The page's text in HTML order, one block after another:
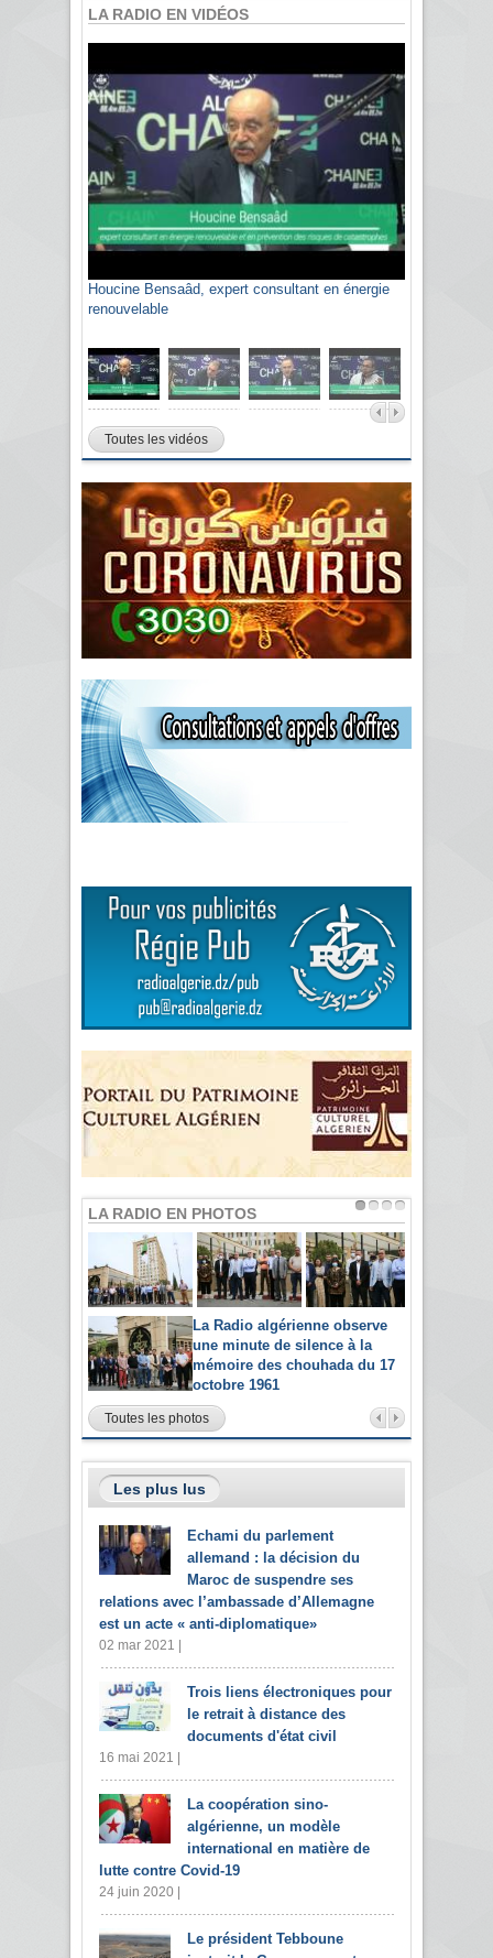
LA RADIO EN VIDÉOS
Houcine Bensaâd, expert consultant en énergie
renouvelable
Toutes les vidéos
LA RADIO EN PHOTOS
La Radio algérienne observe
une minute de silence à la
mémoire des chouhada du 17
octobre 1961
Toutes les photos
Les plus lus
Echami du parlement
allemand : la décision du
Maroc de suspendre ses
relations avec l’ambassade d’Allemagne
est un acte « anti-diplomatique»
02 mar 2021 |
Trois liens électroniques pour
le retrait à distance des
documents d'état civil
16 mai 2021 |
La coopération sino-
algérienne, un modèle
international en matière de
lutte contre Covid-19
24 juin 2020 |
Le président Tebboune